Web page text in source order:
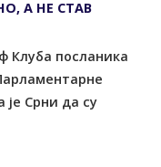
А НЕ СТАВ
Клуба посланика
Срни да су